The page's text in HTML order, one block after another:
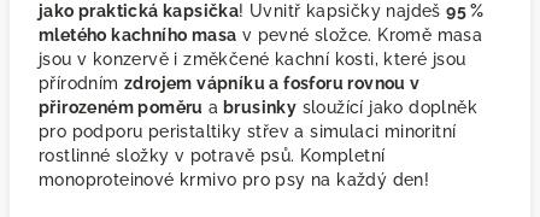
jako praktická kapsička! Uvnitř kapsičky najdeš95 %
mletého kachního masa v pevné složce. Kromě masa
jsou v konzervě i změkčené kachní kosti, které jsou
přírodním zdrojem vápníku a fosforu rovnou v
přirozeném poměru a brusinky sloužící jako doplněk
pro podporu peristaltiky střev a simulaci minoritní
rostlinné složky v potravě psů. Kompletní
monoproteinové krmivo pro psy na každý den!